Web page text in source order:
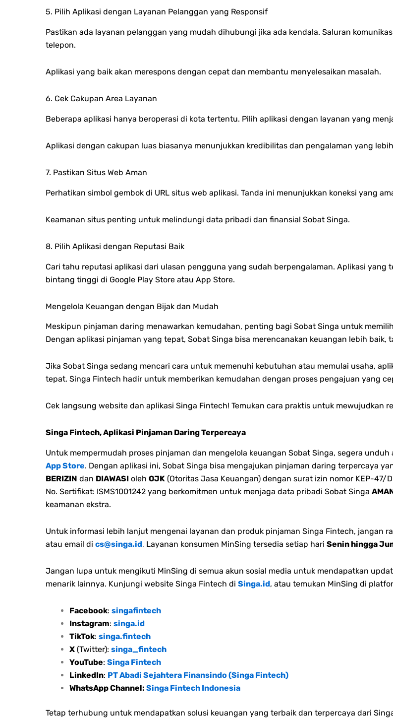
5. Pilih Aplikasi dengan Layanan Pelanggan yang Responsif
Pastikan ada layanan pelanggan yang mudah dihubungi jika ada kendala. Saluran
telepon.
Aplikasi yang baik akan merespons dengan cepat dan membantu menyelesaikan masalah.
6. Cek Cakupan Area Layanan
Beberapa aplikasi hanya beroperasi di kota tertentu. Pilih aplikasi dengan layanan yang
Aplikasi dengan cakupan luas biasanya menunjukkan kredibilitas dan pengalaman yang
7. Pastikan Situs Web Aman
Perhatikan simbol gembok di URL situs web aplikasi. Tanda ini menunjukkan koneksi yang
Keamanan situs penting untuk melindungi data pribadi dan finansial Sobat Singa.
8. Pilih Aplikasi dengan Reputasi Baik
Cari tahu reputasi aplikasi dari ulasan pengguna yang sudah berpengalaman. Aplikasi yang
bintang tinggi di Google Play Store atau App Store.
Mengelola Keuangan dengan Bijak dan Mudah
Meskipun pinjaman daring menawarkan kemudahan, penting bagi Sobat Singa untuk
Dengan aplikasi pinjaman yang tepat, Sobat Singa bisa merencanakan keuangan lebih
Jika Sobat Singa sedang mencari cara untuk memenuhi kebutuhan atau memulai usaha,
tepat. Singa Fintech hadir untuk memberikan kemudahan dengan proses pengajuan yang
Cek langsung website dan aplikasi Singa Fintech! Temukan cara praktis untuk mewujudkan
Singa Fintech, Aplikasi Pinjaman Daring Terpercaya
Untuk mempermudah proses pinjaman dan mengelola keuangan Sobat Singa, segera
App Store. Dengan aplikasi ini, Sobat Singa bisa mengajukan pinjaman daring terpercaya
BERIZIN dan DIAWASI oleh OJK (Otoritas Jasa Keuangan) dengan surat izin nomor KEP-
No. Sertifikat: ISMS1001242 yang berkomitmen untuk menjaga data pribadi Sobat Singa
keamanan ekstra.
Untuk informasi lebih lanjut mengenai layanan dan produk pinjaman Singa Fintech, jangan
atau email di cs@singa.id. Layanan konsumen MinSing tersedia setiap hari Senin hingga
Jangan lupa untuk mengikuti MinSing di semua akun sosial media untuk mendapatkan
menarik lainnya. Kunjungi website Singa Fintech di Singa.id, atau temukan MinSing di
Facebook: singafintech
Instagram: singa.id
TikTok: singa.fintech
X (Twitter): singa_fintech
YouTube: Singa Fintech
LinkedIn: PT Abadi Sejahtera Finansindo (Singa Fintech)
WhatsApp Channel: Singa Fintech Indonesia
Tetap terhubung untuk mendapatkan solusi keuangan yang terbaik dan terpercaya dari